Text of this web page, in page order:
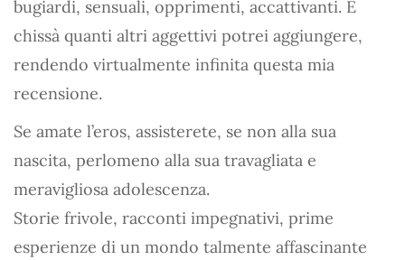
bugiardi, sensuali, opprimenti, accattivanti. E
chissà quanti altri aggettivi potrei aggiungere,
rendendo virtualmente infinita questa mia
recensione.
Se amate l’eros, assisterete, se non alla sua
nascita, perlomeno alla sua travagliata e
meravigliosa adolescenza.
Storie frivole, racconti impegnativi, prime
esperienze di un mondo talmente affascinante